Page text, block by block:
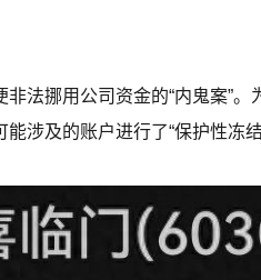
法挪用公司资金的“内鬼案”
涉及的账户进行了“保护性冻结